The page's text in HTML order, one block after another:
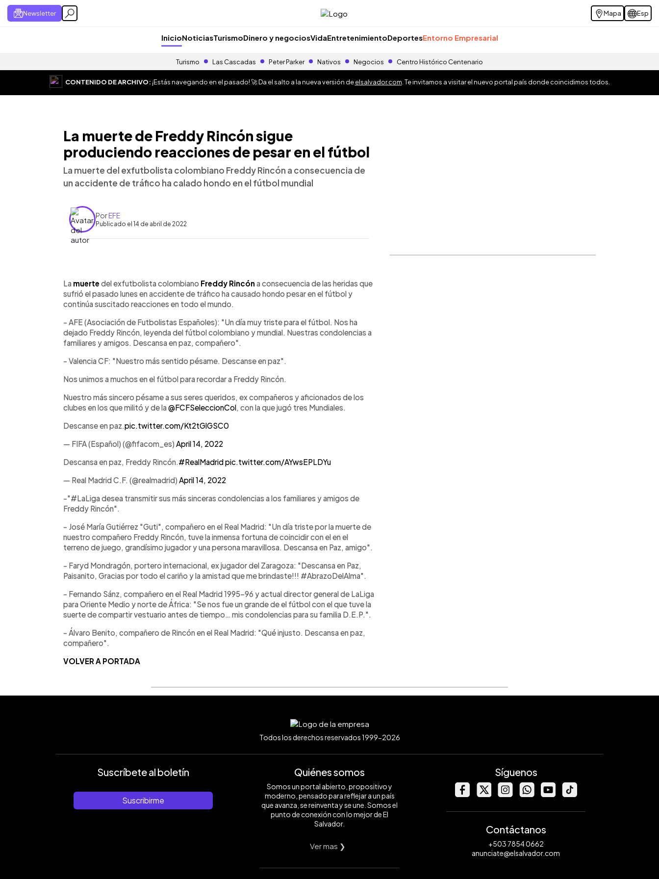
Newsletter Mapa Esp
InicioNoticiasTurismoDinero y negociosVidaEntretenimientoDeportesEntorno Empresarial
Turismo Las Cascadas Peter Parker Nativos Negocios Centro Histórico Centenario
CONTENIDO DE ARCHIVO:¡Estás navegando en el pasado! 🚀 Da el salto a la nueva versión deelsalvador.com . Te invitamos a visitar el nuevo portal país donde coincidimos todos.
La muerte de Freddy Rincón sigue
produciendo reacciones de pesar en el fútbol
La muerte del exfutbolista colombiano Freddy Rincón a consecuencia de
un accidente de tráfico ha calado hondo en el fútbol mundial
PorEFE
Publicado el 14 de abril de 2022
► Escuchar artículo
La muerte del exfutbolista colombiano Freddy Rincón a consecuencia de las heridas que
sufrió el pasado lunes en accidente de tráfico ha causado hondo pesar en el fútbol y
continúa suscitado reacciones en todo el mundo.
- AFE (Asociación de Futbolistas Españoles): "Un día muy triste para el fútbol. Nos ha
dejado Freddy Rincón, leyenda del fútbol colombiano y mundial. Nuestras condolencias a
familiares y amigos. Descansa en paz, compañero".
- Valencia CF: "Nuestro más sentido pésame. Descanse en paz".
Nos unimos a muchos en el fútbol para recordar a Freddy Rincón.
Nuestro más sincero pésame a sus seres queridos, ex compañeros y aficionados de los
clubes en los que militó y de la@FCFSeleccionCol, con la que jugó tres Mundiales.
Descanse en paz.pic.twitter.com/Kt2tGlGSC0
— FIFA (Español) (@fifacom_es) April 14, 2022
Descansa en paz, Freddy Rincón.#RealMadridpic.twitter.com/AYwsEPLDYu
— Real Madrid C.F. (@realmadrid) April 14, 2022
-"#LaLiga desea transmitir sus más sinceras condolencias a los familiares y amigos de
Freddy Rincón".
- José María Gutiérrez "Guti", compañero en el Real Madrid: "Un día triste por la muerte de
nuestro compañero Freddy Rincón, tuve la inmensa fortuna de coincidir con el en el
terreno de juego, grandísimo jugador y una persona maravillosa. Descansa en Paz, amigo".
- Faryd Mondragón, portero internacional, ex jugador del Zaragoza: "Descansa en Paz,
Paisanito, Gracias por todo el cariño y la amistad que me brindaste!!! #AbrazoDelAlma".
- Fernando Sánz, compañero en el Real Madrid 1995-96 y actual director general de LaLiga
para Oriente Medio y norte de África: "Se nos fue un grande de el fútbol con el que tuve la
suerte de compartir vestuario antes de tiempo… mis condolencias para su familia D.E.P.".
- Álvaro Benito, compañero de Rincón en el Real Madrid: "Qué injusto. Descansa en paz,
compañero".
VOLVER A PORTADA
Todos los derechos reservados 1999-2026
Suscríbete al boletín
Suscribirme
Quiénes somos
Somos un portal abierto, propositivo y
moderno, pensado para reflejar a un país
que avanza, se reinventa y se une. Somos el
punto de conexión con lo mejor de El
Salvador.
Ver mas ❯
Síguenos
Contáctanos
+503 7854 0662
anunciate@elsalvador.com